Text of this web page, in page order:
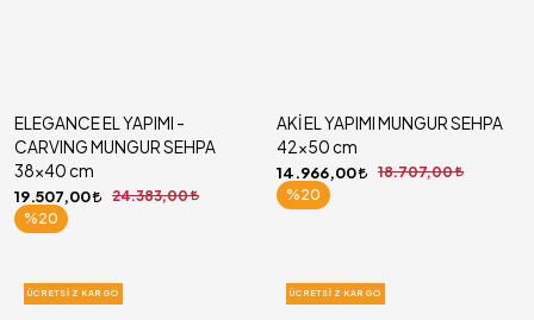
ELEGANCE EL YAPIMI -
CARVING MUNGUR SEHPA
38x40 cm
19.507,00
24.383,00
%20
AKİ EL YAPIMI MUNGUR SEHPA
42x50 cm
14.966,00
18.707,00
%20
ÜCRETSIZ KARGO ÜCRETSIZ KARGO